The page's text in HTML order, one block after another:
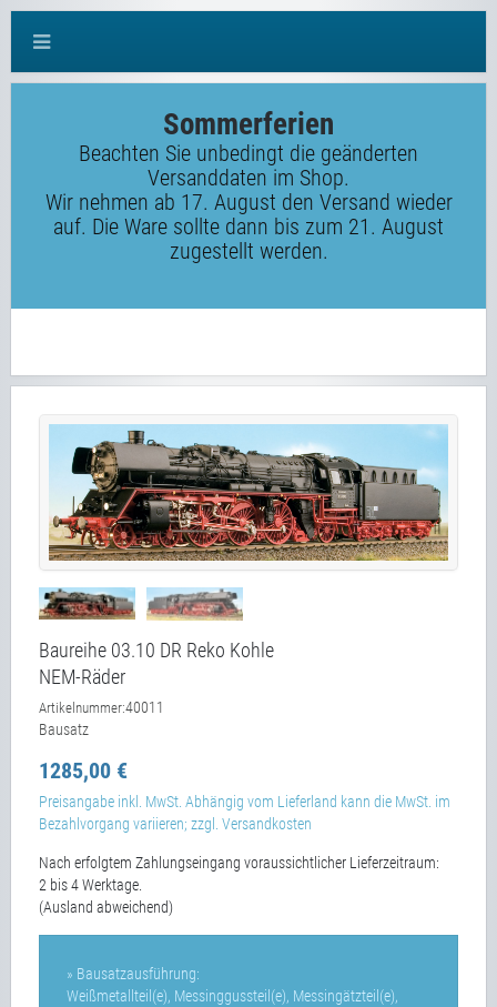
Sommerferien
Beachten Sie unbedingt die geänderten
Versanddaten im Shop.
Wir nehmen ab 17. August den Versand wieder
auf. Die Ware sollte dann bis zum 21. August
zugestellt werden.
Baureihe 03.10 DR Reko Kohle
NEM-Räder
Artikelnummer:40011
Bausatz
1285,00 €
Preisangabe inkl. MwSt. Abhängig vom Lieferland kann die MwSt. im
Bezahlvorgang variieren; zzgl. Versandkosten
Nach erfolgtem Zahlungseingang voraussichtlicher Lieferzeitraum:
2 bis 4 Werktage.
(Ausland abweichend)
» Bausatzausführung:
Weißmetallteil(e), Messinggussteil(e), Messingätzteil(e),